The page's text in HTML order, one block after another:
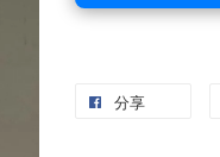
分享